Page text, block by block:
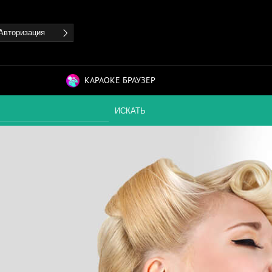
КАРАОКЕ БРАУЗЕР
ИСКАТЬ